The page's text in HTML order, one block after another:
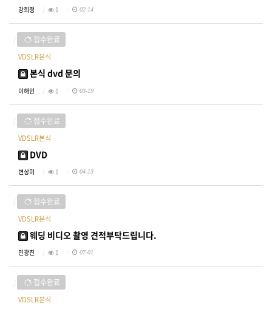
강희정 1 02-14
접수완료
VDSLR본식
본식 dvd 문의
이해인 1 03-19
접수완료
VDSLR본식
DVD
변상미 1 04-13
접수완료
VDSLR본식
웨딩 비디오 촬영 견적부탁드립니다.
민광진 1 07-01
접수완료
VDSLR본식